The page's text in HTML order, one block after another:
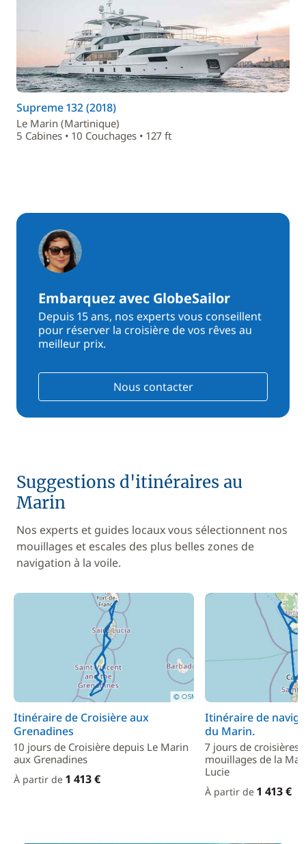
Supreme 132 (2018)
Le Marin (Martinique)
5 Cabines • 10 Couchages • 127 ft
Embarquez avec GlobeSailor
Depuis 15 ans, nos experts vous conseillent
pour réserver la croisière de vos rêves au
meilleur prix.
Nous contacter
Suggestions d'itinéraires au
Marin
Nos experts et guides locaux vous sélectionnent nos
mouillages et escales des plus belles zones de
navigation à la voile.
Itinéraire de Croisière aux
Grenadines
10 jours de Croisière depuis Le Marin
aux Grenadines
À partir de 1 413 €
Itinéraire de
du Marin.
7 jours de croisières
mouillages de la
Lucie
À partir de 1 413 €